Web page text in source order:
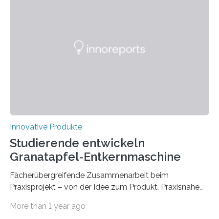
Lösung, die Millionen Menschen, die auf Gehhilfen
Innovative Produkte
Studierende entwickeln
Granatapfel-Entkernmaschine
Fächerübergreifende Zusammenarbeit beim
Praxisprojekt – von der Idee zum Produkt. Praxisnahe
zwischen Idee und fertigem Produkt liegen, haben
More than 1 year ago